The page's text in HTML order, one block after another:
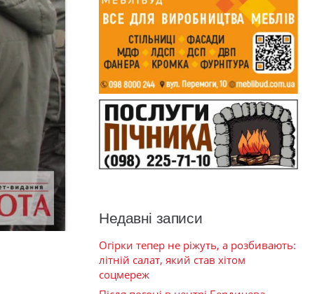
Недавні записи
Огірки тепер не ріжуть, а розбивають:
літній салат, який став хітом
соцмереж